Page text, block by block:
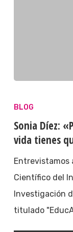
BLOG
Sonia Díez:
vida tienes
Entrevistamos
Científico del
Investigación
titulado